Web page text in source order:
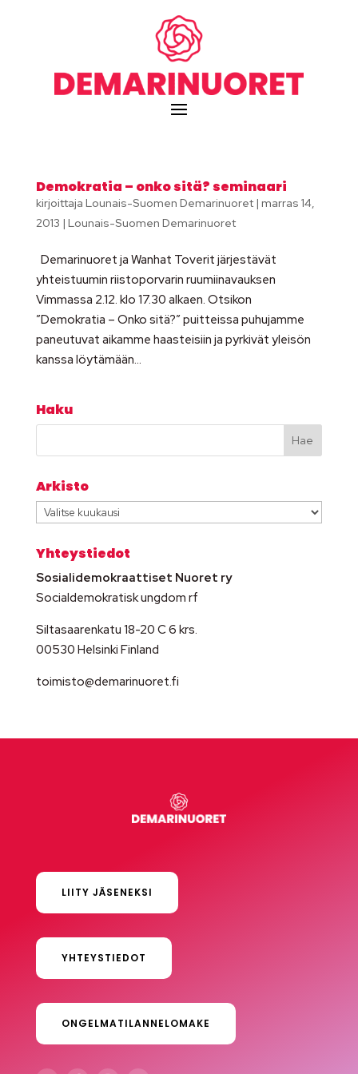
Demokratia – onko sitä? seminaari
kirjoittaja Lounais-Suomen Demarinuoret| marras 14,
2013 | Lounais-Suomen Demarinuoret
Demarinuoret ja Wanhat Toverit järjestävät
yhteistuumin riistoporvarin ruumiinavauksen
Vimmassa 2.12. klo 17.30 alkaen. Otsikon
”Demokratia – Onko sitä?” puitteissa puhujamme
paneutuvat aikamme haasteisiin ja pyrkivät yleisön
kanssa löytämään...
Haku
Arkisto
Arkisto
Yhteystiedot
Sosialidemokraattiset Nuoret ry
Socialdemokratisk ungdom rf
Siltasaarenkatu 18-20 C 6 krs.
00530 Helsinki Finland
toimisto@demarinuoret.fi
LIITY JÄSENEKSI
YHTEYSTIEDOT
ONGELMATILANNELOMAKE